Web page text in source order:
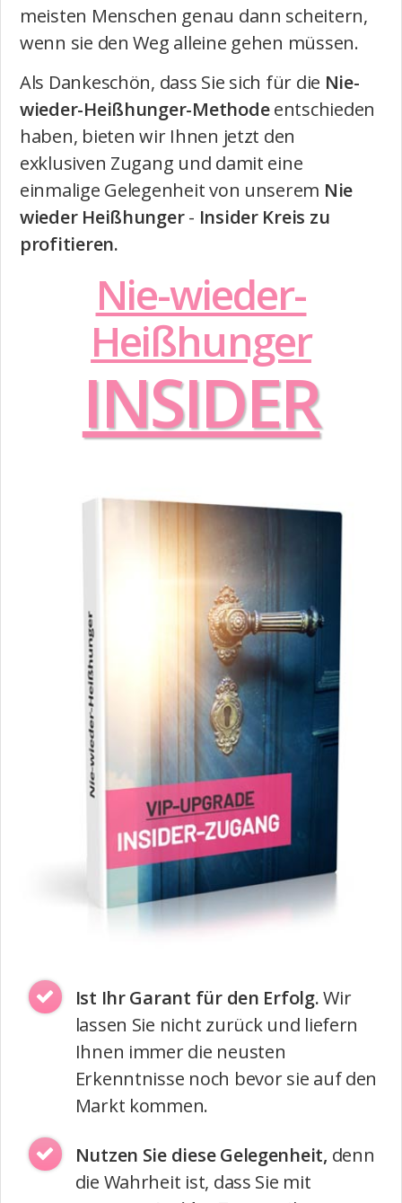
meisten Menschen genau dann scheitern,
wenn sie den Weg alleine gehen müssen.
Als Dankeschön, dass Sie sich für die Nie-
wieder-Heißhunger-Methodeentschieden
haben, bieten wir Ihnen jetzt den
exklusiven Zugang und damit eine
einmalige Gelegenheit von unserem Nie
wieder Heißhunger- Insider Kreis zu
profitieren.
Nie-wieder-
Heißhunger
INSIDER
Ist Ihr Garant für den Erfolg.Wir
lassen Sie nicht zurück und liefern
Ihnen immer die neusten
Erkenntnisse noch bevor sie auf den
Markt kommen.
Nutzen Sie diese Gelegenheit, denn
die Wahrheit ist, dass Sie mit